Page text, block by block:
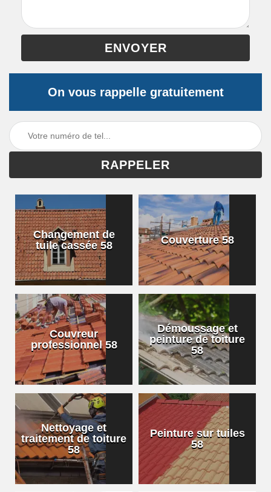
On vous rappelle gratuitement
Changement de
tuile cassée 58
Couverture 58
Couvreur
professionnel 58
Démoussage et
peinture de toiture
58
Nettoyage et
traitement de toiture
58
Peinture sur tuiles
58